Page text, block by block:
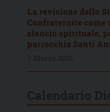
La revisione dello
Confraternite come
slancio spirituale,
parrocchia Santi